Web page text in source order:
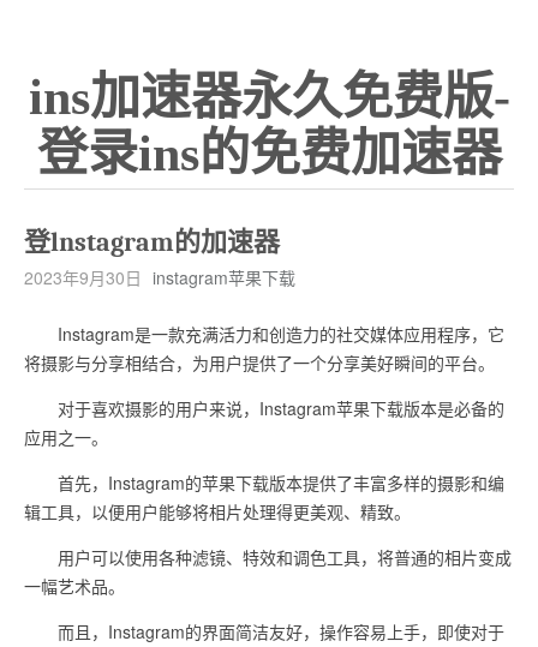
ins加速器永久免费版-
登录ins的免费加速器
登lnstagram的加速器
2023年9月30日 instagram苹果下载
Instagram是一款充满活力和创造力的社交媒体应用程序，它
将摄影与分享相结合，为用户提供了一个分享美好瞬间的平台。
对于喜欢摄影的用户来说，Instagram苹果下载版本是必备的
应用之一。
首先，Instagram的苹果下载版本提供了丰富多样的摄影和编
辑工具，以便用户能够将相片处理得更美观、精致。
用户可以使用各种滤镜、特效和调色工具，将普通的相片变成
一幅艺术品。
而且，Instagram的界面简洁友好，操作容易上手，即使对于